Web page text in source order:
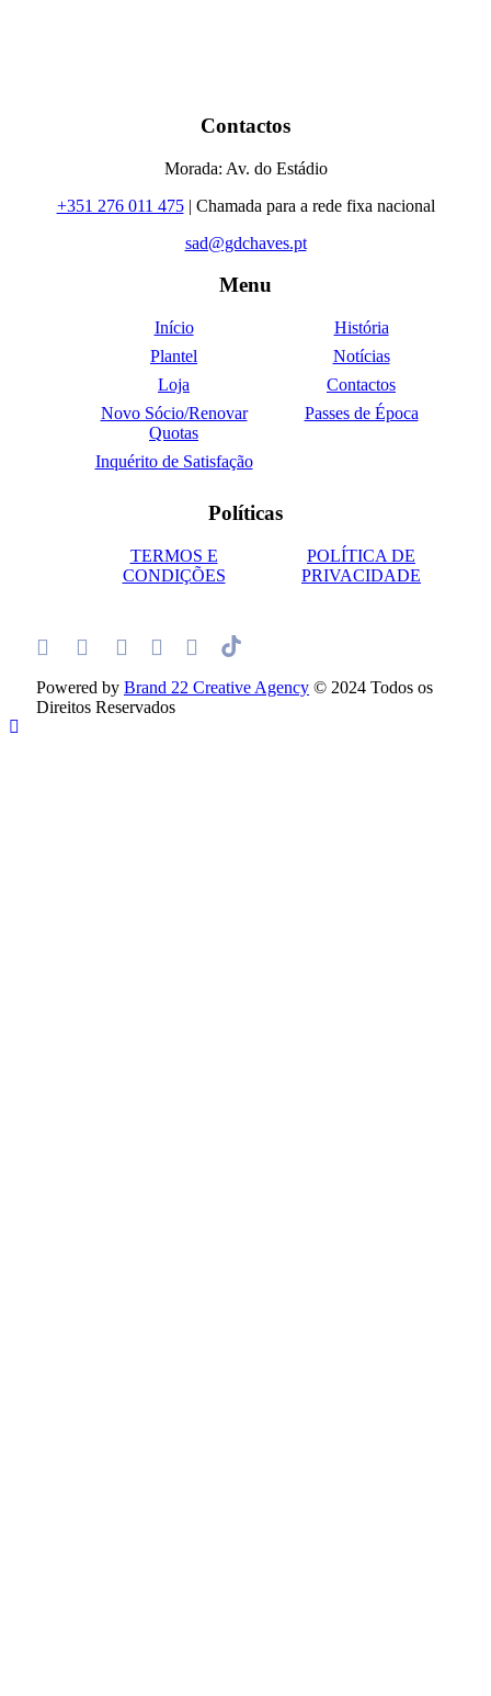
Contactos
Morada: Av. do Estádio
+351 276 011 475| Chamada para a rede fixa nacional
sad@gdchaves.pt
Menu
Início
História
Plantel
Notícias
Loja
Contactos
Novo Sócio/Renovar
Quotas
Passes de Época
Inquérito de Satisfação
Políticas
TERMOS E
CONDIÇÕES
POLÍTICA DE
PRIVACIDADE
Powered by Brand 22 Creative Agency © 2024 Todos os
Direitos Reservados